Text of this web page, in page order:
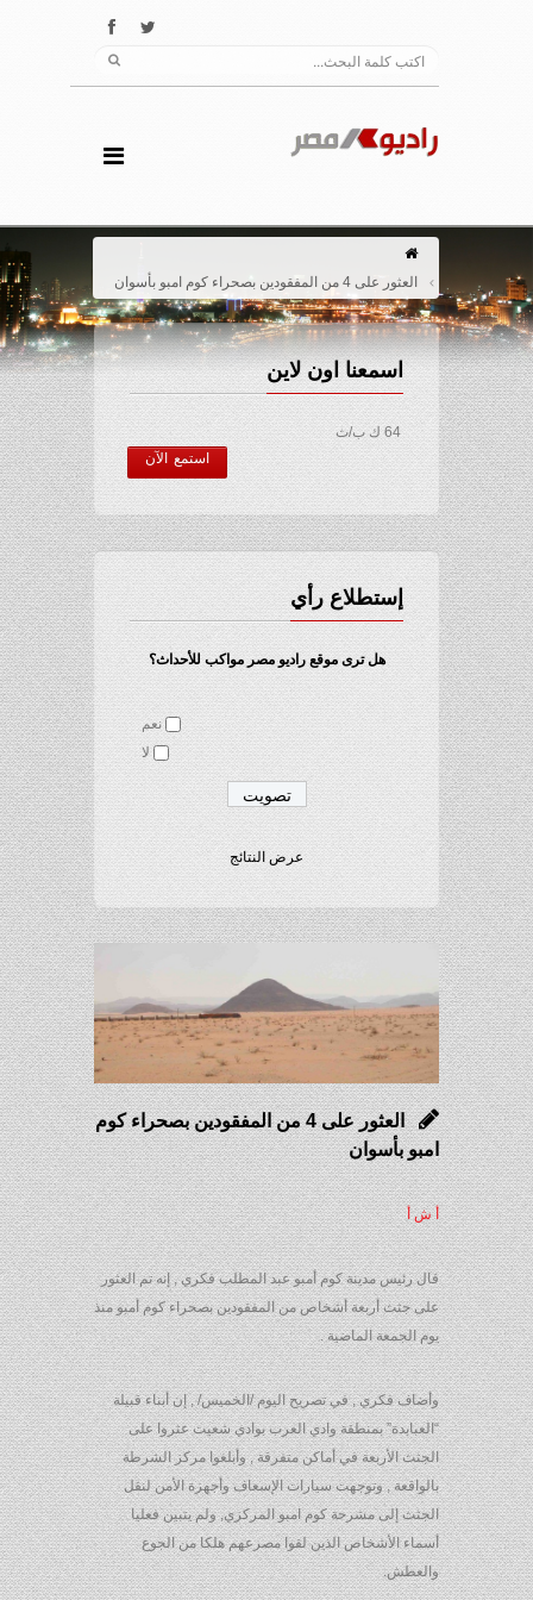
العثور على 4 من المفقودين بصحراء كوم امبو بأسوان
اسمعنا اون لاين
64 ك ب/ث
استمع الآن
إستطلاع رأي
هل ترى موقع راديو مصر مواكب للأحداث؟
نعم
لا
عرض النتائج
العثور على 4 من المفقودين بصحراء كوم
امبو بأسوان
أ ش أ
قال رئيس مدينة كوم أمبو عبد المطلب فكري , إنه تم العثور
على جثث أربعة أشخاص من المفقودين بصحراء كوم أمبو منذ
يوم الجمعة الماضية .
وأضاف فكري , في تصريح اليوم /الخميس/ , إن أبناء قبيلة
“العبابدة” بمنطقة وادي العرب بوادي شعيت عثروا على
الجثث الأربعة في أماكن متفرقة , وأبلغوا مركز الشرطة
بالواقعة , وتوجهت سيارات الإسعاف وأجهزة الأمن لنقل
الجثث إلى مشرحة كوم امبو المركزي, ولم يتبين فعليا
أسماء الأشخاص الذين لقوا مصرعهم هلكا من الجوع
والعطش.